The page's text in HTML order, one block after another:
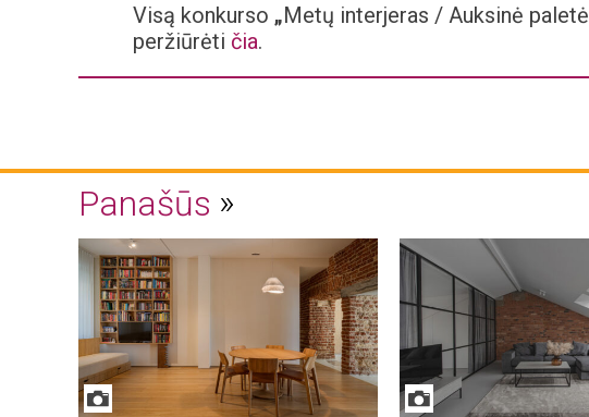
Visą konkurso „Metų interjeras / Auksinė paletė
peržiūrėti čia.
Panašūs